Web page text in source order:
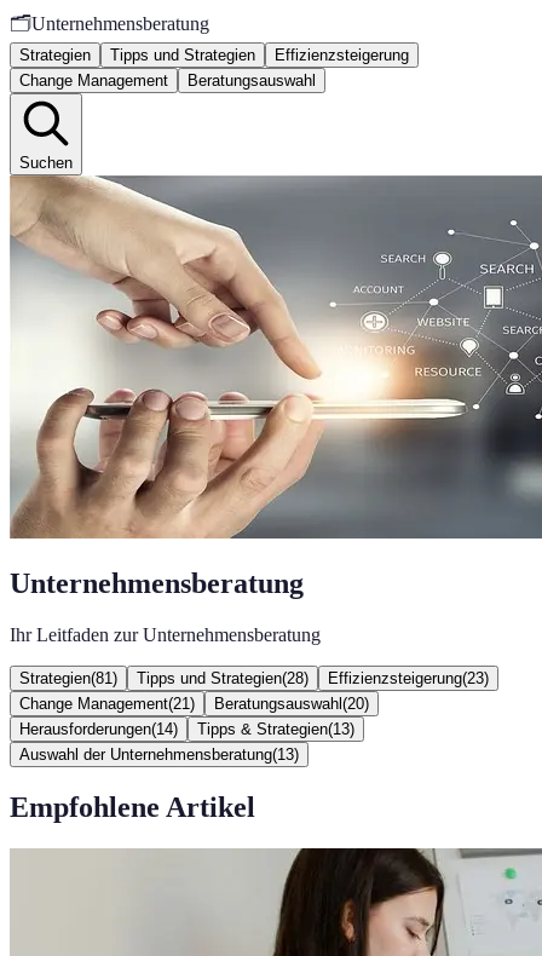
🗂️Unternehmensberatung
Strategien Tipps und Strategien
Effizienzsteigerung
Change Management
Beratungsauswahl
Suchen
Unternehmensberatung
Ihr Leitfaden zur Unternehmensberatung
Strategien(81 ) Tipps und Strategien(28) Effizienzsteigerung(23)
Change Management(21 ) Beratungsauswahl (20)
Herausforderungen(14) Tipps & Strategien(13)
Auswahl der Unternehmensberatung(13)
Empfohlene Artikel